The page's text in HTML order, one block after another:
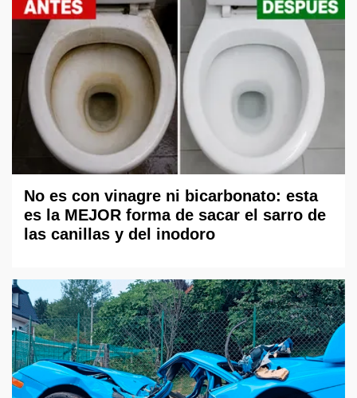
No es con vinagre ni bicarbonato: esta
es la MEJOR forma de sacar el sarro de
las canillas y del inodoro